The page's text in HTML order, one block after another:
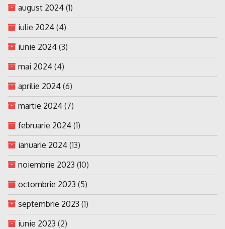
august 2024 (1)
iulie 2024 (4)
iunie 2024 (3)
mai 2024 (4)
aprilie 2024 (6)
martie 2024 (7)
februarie 2024 (1)
ianuarie 2024 (13)
noiembrie 2023 (10)
octombrie 2023 (5)
septembrie 2023 (1)
iunie 2023 (2)